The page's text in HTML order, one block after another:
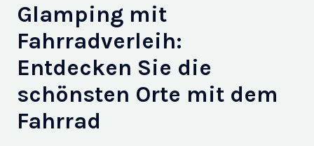
Glamping mit
Fahrradverleih:
Entdecken Sie die
schönsten Orte mit dem
Fahrrad